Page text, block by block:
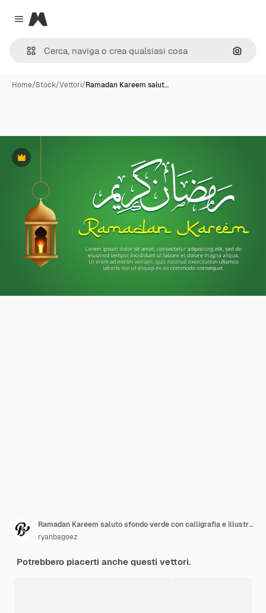
Close menu
Magnific
Cerca
Home/Stock/Vettori/Ramadan Kareem salut…
Premium
Ramadan Kareem saluto sfondo verde con calligrafia e illustrazione vettoriale lanterna 3D
ryanbagoez
Potrebbero piacerti anche questi vettori.